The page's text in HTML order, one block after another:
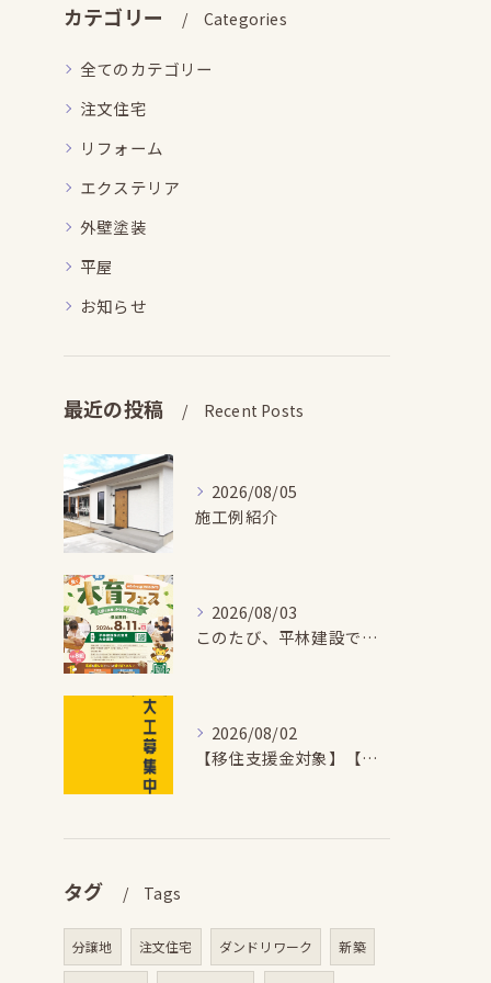
カテゴリー Categories
全てのカテゴリー
注文住宅
リフォーム
エクステリア
外壁塗装
平屋
お知らせ
最近の投稿 Recent Posts
2026/08/05
施工例紹介
2026/08/03
このたび、平林建設では、お子さまが木とふれあい・木について学...
2026/08/02
【移住支援金対象】【未経験歓迎】大多喜町で「見えないところも...
タグ Tags
分譲地 注文住宅 ダンドリワーク 新築